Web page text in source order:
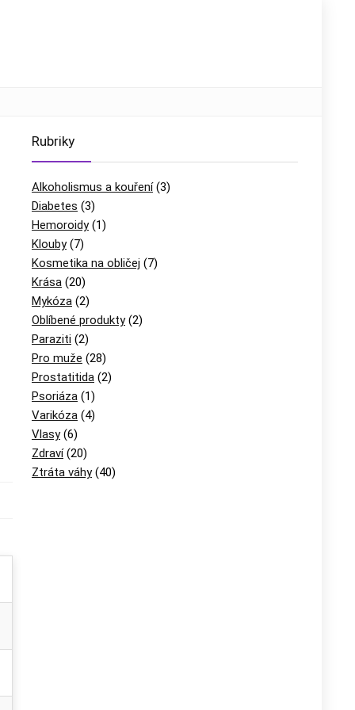
Rubriky
Alkoholismus a kouření(3)
Diabetes (3)
Hemoroidy(1)
Klouby(7)
Kosmetika na obličej (7)
Krása (20)
Mykóza (2)
Oblíbené produkty(2)
Paraziti (2)
Pro muže (28)
Prostatitida (2)
Psoriáza (1)
Varikóza (4)
Vlasy(6)
Zdraví(20)
Ztráta váhy(40)